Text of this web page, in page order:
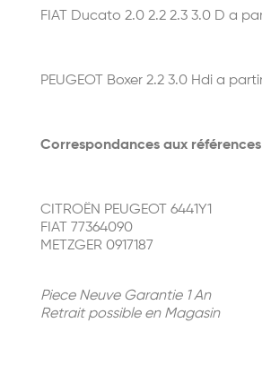
FIAT Ducato 2.0 2.2 2.3 3.0 D a
PEUGEOT Boxer 2.2 3.0 Hdi a
Correspondances aux
CITROËN PEUGEOT 6441Y1
FIAT 77364090
METZGER 0917187
Piece Neuve Garantie 1 An
Retrait possible en Magasin